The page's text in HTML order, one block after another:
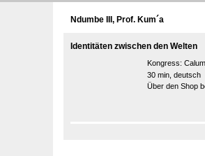
Ndumbe III, Prof. Kum´a
Identitäten zwischen den Welten
Kongress:
30 min, deutsch
Über den Shop